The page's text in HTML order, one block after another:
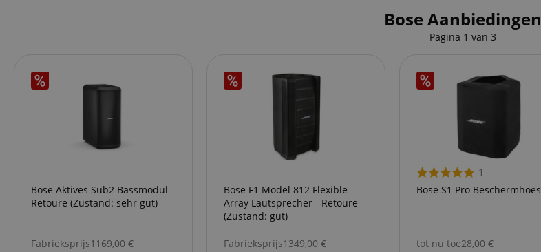
Bose Aanbiedingen
Pagina 1 van 3
Bose Aktives Sub2 Bassmodul -
Retoure (Zustand: sehr gut)
Fabrieksprijs1169,00€
Bose F1 Model 812 Flexible
Array Lautsprecher - Retoure
(Zustand: gut)
Fabrieksprijs1349,00€
1
Bose S1 Pro Beschermhoes
tot nu toe28,00€